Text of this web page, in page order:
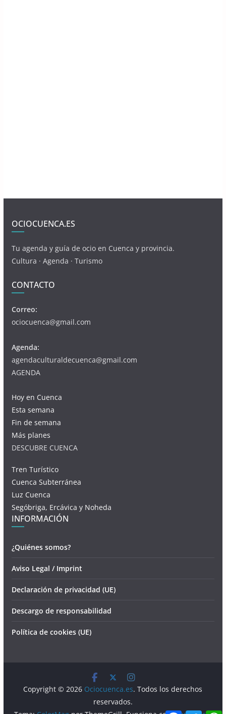
OCIOCUENCA.ES
Tu agenda y guía de ocio en Cuenca y provincia.
Cultura · Agenda · Turismo
CONTACTO
Correo:
ociocuenca@gmail.com
Agenda:
agendaculturaldecuenca@gmail.com
AGENDA
Hoy en Cuenca
Esta semana
Fin de semana
Más planes
DESCUBRE CUENCA
Tren Turístico
Cuenca Subterránea
Luz Cuenca
Segóbriga, Ercávica y Noheda
INFORMACIÓN
¿Quiénes somos?
Aviso Legal / Imprint
Declaración de privacidad (UE)
Descargo de responsabilidad
Política de cookies (UE)
Copyright © 2026 Ociocuenca.es. Todos los derechos
reservados.